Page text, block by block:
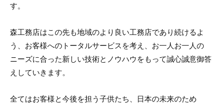
す。
森工務店はこの先も地域のより良い工務店であり続けるよ
う、お客様へのトータルサービスを考え、お一人お一人の
ニーズに合った新しい技術とノウハウをもって誠心誠意御答
えしていきます。
全てはお客様と今後を担う子供たち、日本の未来のため